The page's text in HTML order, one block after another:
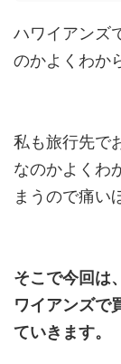
ハワイアンズ
のかよくわか
私も旅行先で
なのかよくわ
まうので痛い
そこで今回は
ワイアンズで
ていきます。